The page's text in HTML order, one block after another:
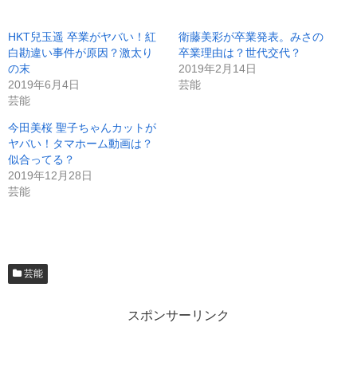
HKT兒玉遥 卒業がヤバい！紅
白勘違い事件が原因？激太り
の末
2019年6月4日
芸能
衛藤美彩が卒業発表。みさの
卒業理由は？世代交代？
2019年2月14日
芸能
今田美桜 聖子ちゃんカットが
ヤバい！タマホーム動画は？
似合ってる？
2019年12月28日
芸能
芸能
スポンサーリンク